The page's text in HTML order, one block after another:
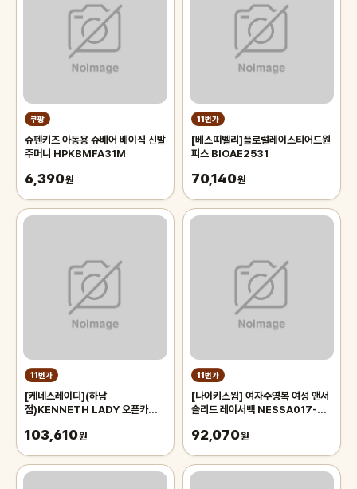
쿠팡
슈펜키즈 아동용 슈베어 베이직 신발
주머니 HPKBMFA31M
6,390원
11번가
[베스띠벨리]플로럴레이스티어드원
피스 BIOAE2531
70,140원
11번가
[케네스레이디](하남
점)KENNETH LADY 오픈카라
)
103,610원
11번가
[나이키스윔] 여자수영복 여성 앤서
솔리드 레이서백 NESSA017-
92,070원